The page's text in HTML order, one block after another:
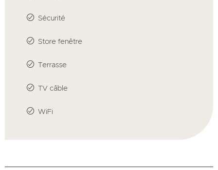
Sécurité
Store fenêtre
Terrasse
TV câble
WiFi